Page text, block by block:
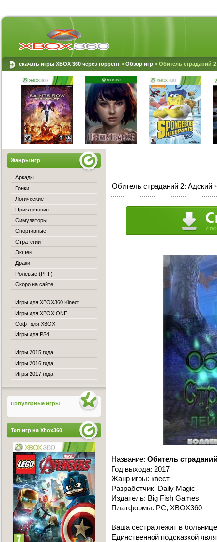
скачать игры XBOX 360 через торрент » Обзор игр » Обитель страданий
Обитель страданий 2: Адский
Название: Обитель
Год выхода: 2017
Жанр игры: квест
Разработчик: Daily Magic
Издатель: Big Fish Games
Платформы: PC, XBOX360
Ваша сестра лежит в
Единственной подсказкой
Жанры игр
Аркады
Гонки
Логические
Приключения
Симуляторы
Спортивные
Стратегии
Экшен
Драки
Ролевые (РПГ)
Скоро на сайте
Игры для XBOX360 Kinect
Игры для XBOX ONE
Софт для XBOX
Игры для PS4
Игры 2015 года
Игры 2016 года
Игры 2017 года
Популярные игры
Топ игр на Xbox360